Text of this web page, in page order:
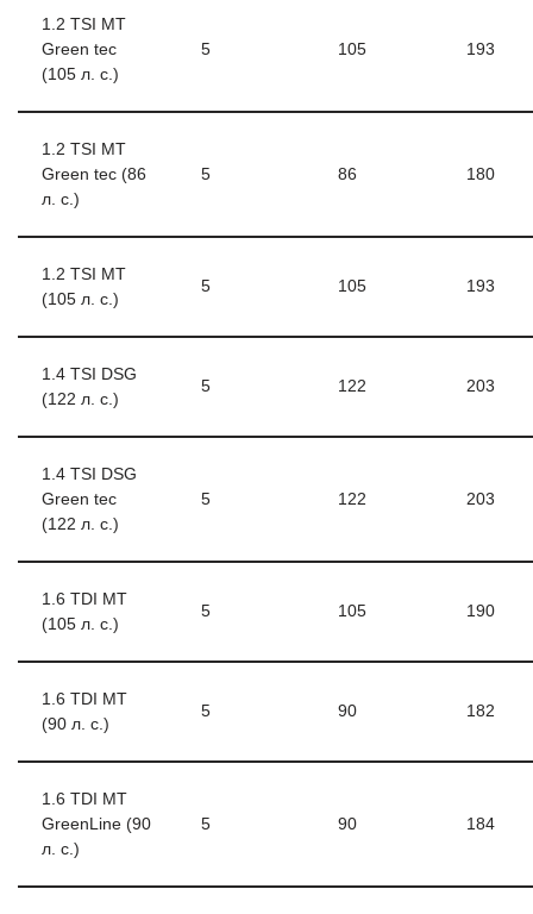
1.2 TSI MT
Green tec
(105 л. с.)
5 105 193
1.2 TSI MT
Green tec (86
л. с.)
5 86 180
1.2 TSI MT
(105 л. с.)
5 105 193
1.4 TSI DSG
(122 л. с.)
5 122 203
1.4 TSI DSG
Green tec
(122 л. с.)
5 122 203
1.6 TDI MT
(105 л. с.)
5 105 190
1.6 TDI MT
(90 л. с.)
5 90 182
1.6 TDI MT
GreenLine (90
л. с.)
5 90 184